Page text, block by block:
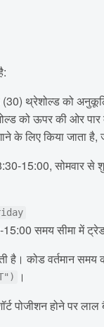
थ्रेशोल्ड को
को ऊपर की ओर पार
लिए किया जाता है,
सोमवार से
समय सीमा में
है। कोड वर्तमान
।
पोजीशन होने पर